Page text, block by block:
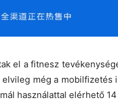
el a fitnesz
még a
használattal elérhető